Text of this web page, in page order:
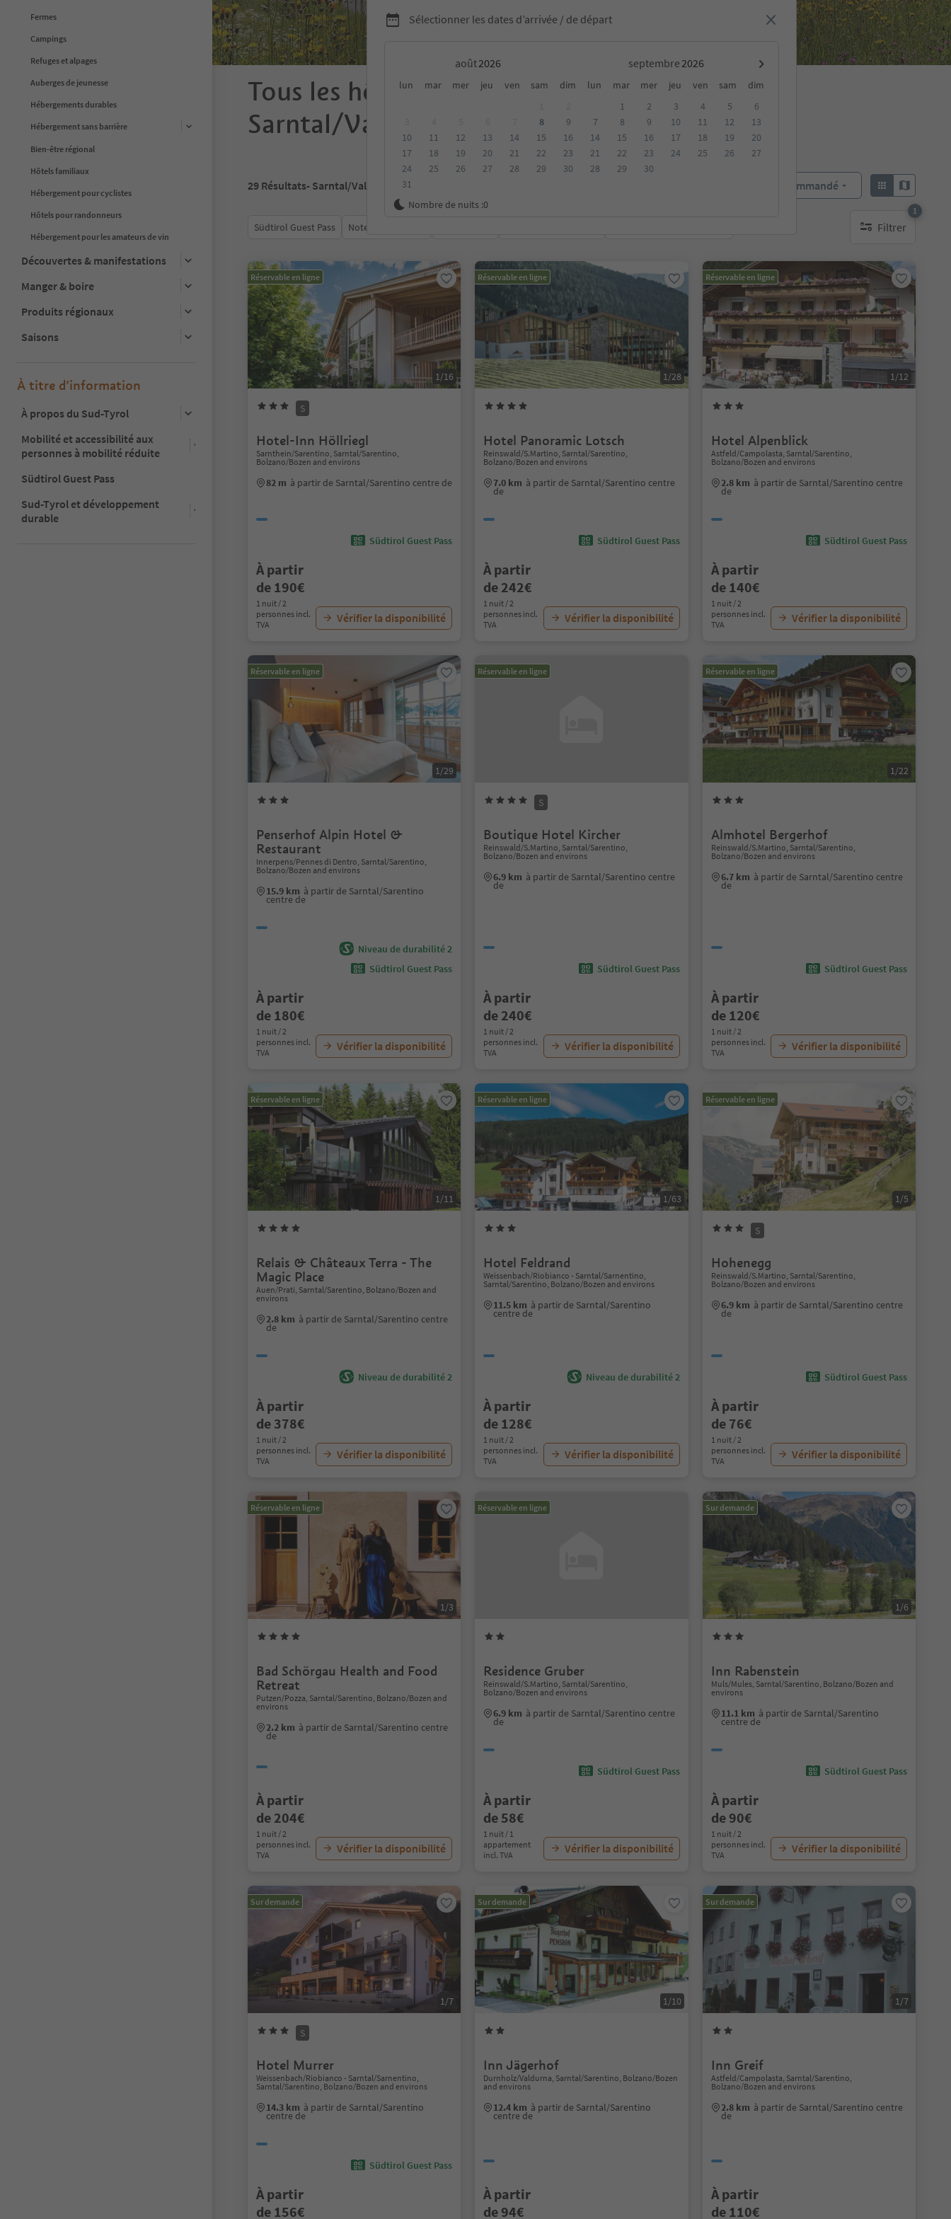
Fermes
Campings
Refuges et alpages
Auberges de jeunesse
Hébergements durables
Hébergement sans barrière
Bien-être régional
Hôtels familiaux
Hébergement pour cyclistes
Hôtels pour randonneurs
Hébergement pour les amateurs de vin
Découvertes & manifestations
Manger & boire
Produits régionaux
Saisons
À titre d’information
À propos du Sud-Tyrol
Mobilité et accessibilité aux
personnes à mobilité réduite
Südtirol Guest Pass
Sud-Tyrol et développement
durable
Sélectionner les dates d’arrivée / de départ
août septembre
lun mar mer jeu ven sam dim lun mar mer jeu ven sam
dim
8
9
10
11 12 13 14 15
16
17
18 19 20 21 22
23
24
25 26 27 28 29
30
31
1 2 3 4 5
6
7
8 9 10 11 12
13
14
15 16 17 18 19
20
21
22 23 24 25 26
27
28
29 30
Nombre de nuits :0
Tous les hôtels et pensions à
Sarntal/Val Sarentino
29 Résultats- Sarntal/Val Sarentino Recommandé
Südtirol Guest Pass Note moyenne Filtrer
1
1 filtre actif
Réservable en ligne
1/16
S
Hotel-Inn Höllriegl
Sarnthein/Sarentino, Sarntal/Sarentino,
Bolzano/Bozen and environs
82 m à partir de Sarntal/Sarentino centre de
Südtirol Guest Pass
À partir
de 190€
1 nuit / 2
personnes incl.
TVA
Vérifier la disponibilité
Réservable en ligne
1/28
Hotel Panoramic Lotsch
Reinswald/S.Martino, Sarntal/Sarentino,
Bolzano/Bozen and environs
7.0 km à partir de Sarntal/Sarentino centre
de
Südtirol Guest Pass
À partir
de 242€
1 nuit / 2
personnes incl.
TVA
Vérifier la disponibilité
Réservable en ligne
1/12
Hotel Alpenblick
Astfeld/Campolasta, Sarntal/Sarentino,
Bolzano/Bozen and environs
2.8 km à partir de Sarntal/Sarentino centre
de
Südtirol Guest Pass
À partir
de 140€
1 nuit / 2
personnes incl.
TVA
Vérifier la disponibilité
Réservable en ligne
1/29
Penserhof Alpin Hotel &
Restaurant
Innerpens/Pennes di Dentro, Sarntal/Sarentino,
Bolzano/Bozen and environs
15.9 km à partir de Sarntal/Sarentino
centre de
Niveau de durabilité 2
Südtirol Guest Pass
À partir
de 180€
1 nuit / 2
personnes incl.
TVA
Vérifier la disponibilité
Réservable en ligne
S
Boutique Hotel Kircher
Reinswald/S.Martino, Sarntal/Sarentino,
Bolzano/Bozen and environs
6.9 km à partir de Sarntal/Sarentino centre
de
Südtirol Guest Pass
À partir
de 240€
1 nuit / 2
personnes incl.
TVA
Vérifier la disponibilité
Réservable en ligne
1/22
Almhotel Bergerhof
Reinswald/S.Martino, Sarntal/Sarentino,
Bolzano/Bozen and environs
6.7 km à partir de Sarntal/Sarentino centre
de
Südtirol Guest Pass
À partir
de 120€
1 nuit / 2
personnes incl.
TVA
Vérifier la disponibilité
Réservable en ligne
1/11
Relais & Châteaux Terra - The
Magic Place
Auen/Prati, Sarntal/Sarentino, Bolzano/Bozen and
environs
2.8 km à partir de Sarntal/Sarentino centre
de
Niveau de durabilité 2
À partir
de 378€
1 nuit / 2
personnes incl.
TVA
Vérifier la disponibilité
Réservable en ligne
1/63
Hotel Feldrand
Weissenbach/Riobianco - Sarntal/Sarnentino,
Sarntal/Sarentino, Bolzano/Bozen and environs
11.5 km à partir de Sarntal/Sarentino
centre de
Niveau de durabilité 2
À partir
de 128€
1 nuit / 2
personnes incl.
TVA
Vérifier la disponibilité
Réservable en ligne
1/5
S
Hohenegg
Reinswald/S.Martino, Sarntal/Sarentino,
Bolzano/Bozen and environs
6.9 km à partir de Sarntal/Sarentino centre
de
Südtirol Guest Pass
À partir
de 76€
1 nuit / 2
personnes incl.
TVA
Vérifier la disponibilité
Réservable en ligne
1/3
Bad Schörgau Health and Food
Retreat
Putzen/Pozza, Sarntal/Sarentino, Bolzano/Bozen and
environs
2.2 km à partir de Sarntal/Sarentino centre
de
À partir
de 204€
1 nuit / 2
personnes incl.
TVA
Vérifier la disponibilité
Réservable en ligne
Residence Gruber
Reinswald/S.Martino, Sarntal/Sarentino,
Bolzano/Bozen and environs
6.9 km à partir de Sarntal/Sarentino centre
de
Südtirol Guest Pass
À partir
de 58€
1 nuit / 1
appartement
incl. TVA
Vérifier la disponibilité
Sur demande
1/6
Inn Rabenstein
Muls/Mules, Sarntal/Sarentino, Bolzano/Bozen and
environs
11.1 km à partir de Sarntal/Sarentino
centre de
Südtirol Guest Pass
À partir
de 90€
1 nuit / 2
personnes incl.
TVA
Vérifier la disponibilité
Sur demande
1/7
S
Hotel Murrer
Weissenbach/Riobianco - Sarntal/Sarnentino,
Sarntal/Sarentino, Bolzano/Bozen and environs
14.3 km à partir de Sarntal/Sarentino
centre de
Südtirol Guest Pass
À partir
de 156€
Sur demande
1/10
Inn Jägerhof
Durnholz/Valdurna, Sarntal/Sarentino, Bolzano/Bozen
and environs
12.4 km à partir de Sarntal/Sarentino
centre de
À partir
de 94€
Sur demande
1/7
Inn Greif
Astfeld/Campolasta, Sarntal/Sarentino,
Bolzano/Bozen and environs
2.8 km à partir de Sarntal/Sarentino centre
de
À partir
de 110€